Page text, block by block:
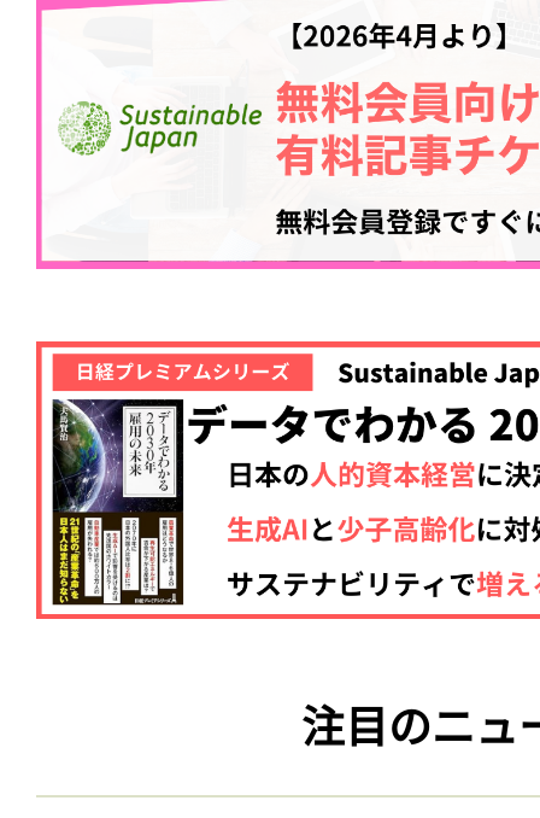
注目のニュ